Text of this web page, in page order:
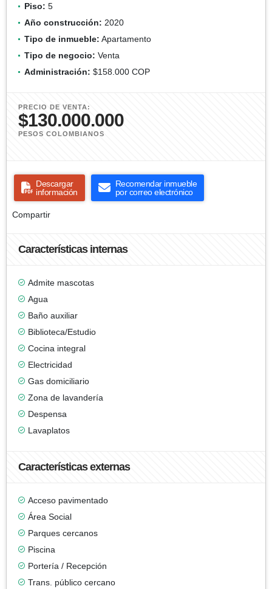
Piso: 5
Año construcción: 2020
Tipo de inmueble: Apartamento
Tipo de negocio: Venta
Administración: $158.000 COP
PRECIO DE VENTA:
$130.000.000
PESOS COLOMBIANOS
Descargar
información
Recomendar inmueble
por correo electrónico
Compartir
Características internas
Admite mascotas
Agua
Baño auxiliar
Biblioteca/Estudio
Cocina integral
Electricidad
Gas domiciliario
Zona de lavandería
Despensa
Lavaplatos
Características externas
Acceso pavimentado
Área Social
Parques cercanos
Piscina
Portería / Recepción
Trans. público cercano